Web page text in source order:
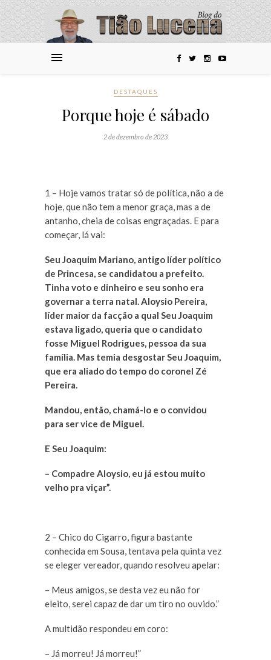
DESTAQUES
Porque hoje é sábado
2 de dezembro de 2023
1 – Hoje vamos tratar só de política, não a de
hoje, que não tem a menor graça, mas a de
antanho, cheia de coisas engraçadas. E para
começar, lá vai:
Seu Joaquim Mariano, antigo líder político
de Princesa, se candidatou a prefeito.
Tinha voto e dinheiro e seu sonho era
governar a terra natal. Aloysio Pereira,
líder maior da facção a qual Seu Joaquim
estava ligado, queria que o candidato
fosse Miguel Rodrigues, pessoa da sua
família. Mas temia desgostar Seu Joaquim,
que era aliado do tempo do coronel Zé
Pereira.
Mandou, então, chamá-lo e o convidou
para ser vice de Miguel.
E Seu Joaquim:
– Compadre Aloysio, eu já estou muito
velho pra viçar”.
2 – Chico do Cigarro, figura bastante
conhecida em Sousa, tentava pela quinta vez
se eleger vereador, quando resolveu apelar:
– Meus amigos, se desta vez eu não for
eleito, serei capaz de dar um tiro no ouvido.”
A multidão respondeu em coro:
– Já morreu! Já morreu!”